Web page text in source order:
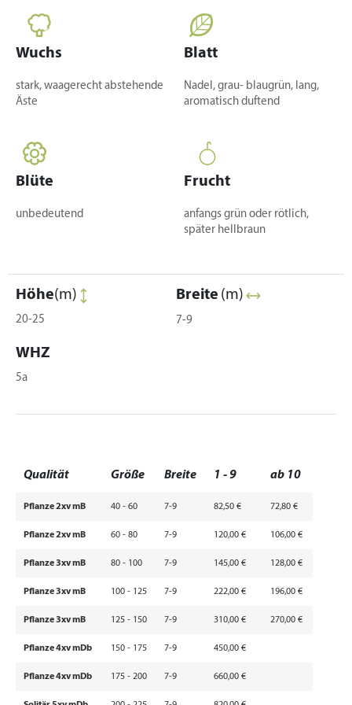
Wuchs
stark, waagerecht abstehende
Äste
Blatt
Nadel, grau- blaugrün, lang,
aromatisch duftend
Blüte
unbedeutend
Frucht
anfangs grün oder rötlich,
später hellbraun
Höhe(m)
20-25
Breite (m)
7-9
WHZ
5a
Qualität Größe Breite 1 - 9 ab 10
Pflanze 2xv mB 40 - 60 7-9 82,50 € 72,80 €
Pflanze 2xv mB 60 - 80 7-9 120,00 € 106,00 €
Pflanze 3xv mB 80 - 100 7-9 145,00 € 128,00 €
Pflanze 3xv mB 100 - 125 7-9 222,00 € 196,00 €
Pflanze 3xv mB 125 - 150 7-9 310,00 € 270,00 €
Pflanze 4xv mDb 150 - 175 7-9 450,00 €
Pflanze 4xv mDb 175 - 200 7-9 660,00 €